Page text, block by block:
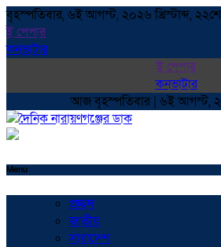
বৃহস্পতিবার, ৬ই আগস্ট, ২০২৬ খ্রিস্টাব্দ, ২২শে
ই পেপার
কনভাটার
ই পেপার
কনভাটার
আজ বৃহস্পতিবার | ৬ই আগস্ট,
Menu
প্রচ্ছদ
জাতীয়
সারাদেশ